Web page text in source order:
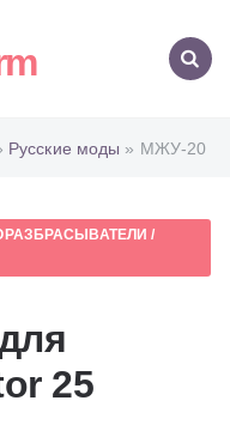
Русские моды » МЖУ-20
/
25